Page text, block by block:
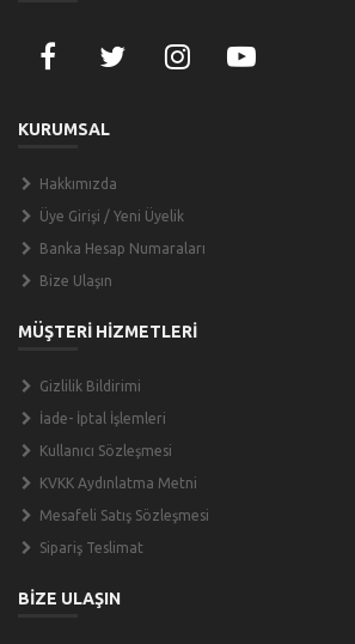
KURUMSAL
Hakkımızda
Üye Girişi / Yeni Üyelik
Banka Hesap Numaraları
Bize Ulaşın
MÜŞTERİ HİZMETLERİ
Gizlilik Bildirimi
İade- İptal İşlemleri
Kullanıcı Sözleşmesi
KVKK Aydınlatma Metni
Mesafeli Satış Sözleşmesi
Sipariş Teslimat
BİZE ULAŞIN